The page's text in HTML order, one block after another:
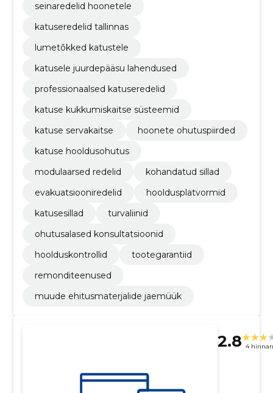
seinaredelid hoonetele
katuseredelid tallinnas
lumetõkked katustele
katusele juurdepääsu lahendused
professionaalsed katuseredelid
katuse kukkumiskaitse süsteemid
katuse servakaitse
hoonete ohutuspiirded
katuse hooldusohutus
modulaarsed redelid
kohandatud sillad
evakuatsiooniredelid
hooldusplatvormid
katusesillad
turvaliinid
ohutusalased konsultatsioonid
hoolduskontrollid
tootegarantiid
remonditeenused
muude ehitusmaterjalide jaemüük
2.8 4